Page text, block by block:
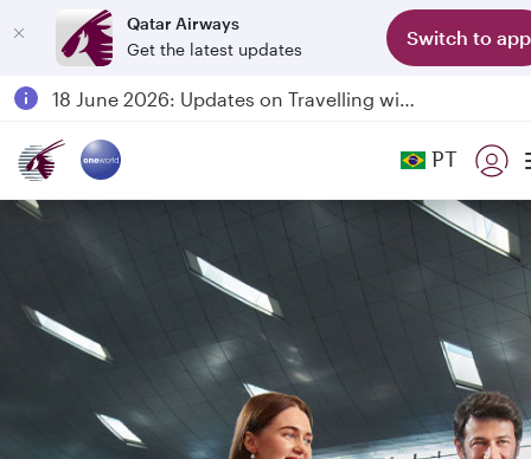
Qatar Airways
Get the latest updates
Switch to app
Passengers flying between Doha and Auckland on QR914 and QR915
18 June 2026: Updates on Travelling with Power Banks
Qatar Airways Expands Global Network to over 160 Destinations
PT